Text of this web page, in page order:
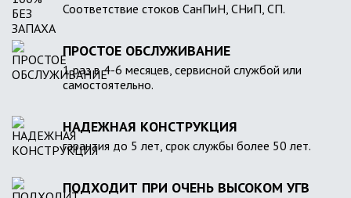
Соответствие стоков СанПиН, СНиП, СП.
ПРОСТОЕ ОБСЛУЖИВАНИЕ
1 раз в 4-6 месяцев, сервисной службой или
самостоятельно.
НАДЕЖНАЯ КОНСТРУКЦИЯ
гарантия до 5 лет, срок службы более 50 лет.
ПОДХОДИТ ПРИ ОЧЕНЬ ВЫСОКОМ УГВ